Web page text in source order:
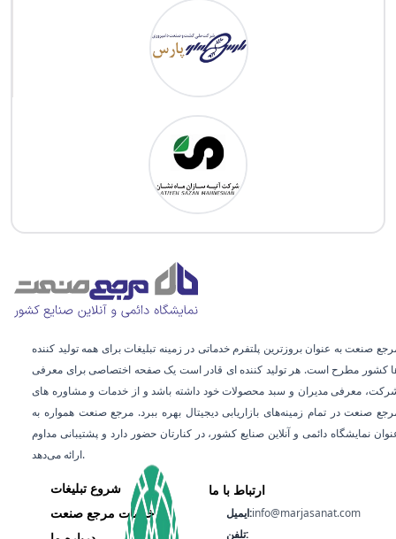
صنعت به عنوان بروزترین پلتفرم خدماتی در زمینه تبلیغات برای همه تولید کننده
کشور مطرح است. هر تولید کننده ای قادر است یک صفحه اختصاصی برای معرفی
معرفی مدیران و سبد محصولات خود داشته باشد و از خدمات و مشاوره‌ های
صنعت در تمام زمینه‌های بازاریابی دیجیتال بهره ببرد. مرجع صنعت همواره به
نمایشگاه دائمی و آنلاین صنایع کشور، در کنارتان حضور دارد و پشتیبانی مداوم
ارائه می‌دهد.
شروع تبلیغات
خدمات مرجع صنعت
ارتباط با ما
ایمیل:info@marjasanat.com
تلفن: